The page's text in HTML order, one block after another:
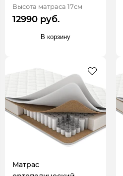
Высота матраса 17см
12990 руб.
В корзину
Матрас